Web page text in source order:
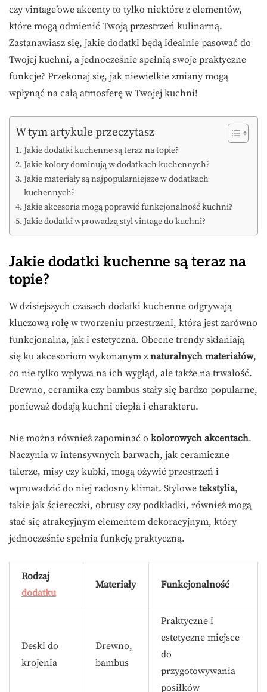
czy vintage’owe akcenty to tylko niektóre z elementów,
które mogą odmienić Twoją przestrzeń kulinarną.
Zastanawiasz się, jakie dodatki będą idealnie pasować do
Twojej kuchni, a jednocześnie spełnią swoje praktyczne
funkcje? Przekonaj się, jak niewielkie zmiany mogą
wpłynąć na całą atmosferę w Twojej kuchni!
W tym artykule przeczytasz
Jakie dodatki kuchenne są teraz na topie?
Jakie kolory dominują w dodatkach kuchennych?
Jakie materiały są najpopularniejsze w dodatkach
kuchennych?
Jakie akcesoria mogą poprawić funkcjonalność kuchni?
Jakie dodatki wprowadzą styl vintage do kuchni?
Jakie dodatki kuchenne są teraz na
topie?
W dzisiejszych czasach dodatki kuchenne odgrywają
kluczową rolę w tworzeniu przestrzeni, która jest zarówno
funkcjonalna, jak i estetyczna. Obecne trendy skłaniają
się ku akcesoriom wykonanym z naturalnych materiałów,
co nie tylko wpływa na ich wygląd, ale także na trwałość.
Drewno, ceramika czy bambus stały się bardzo popularne,
ponieważ dodają kuchni ciepła i charakteru.
Nie można również zapominać o kolorowych akcentach.
Naczynia w intensywnych barwach, jak ceramiczne
talerze, misy czy kubki, mogą ożywić przestrzeń i
wprowadzić do niej radosny klimat. Stylowe tekstylia,
takie jak ściereczki, obrusy czy podkładki, również mogą
stać się atrakcyjnym elementem dekoracyjnym, który
jednocześnie spełnia funkcję praktyczną.
Rodzaj
dodatku
Materiały Funkcjonalność
Deski do
krojenia
Drewno,
bambus
Praktyczne i
estetyczne miejsce
do
przygotowywania
posiłków